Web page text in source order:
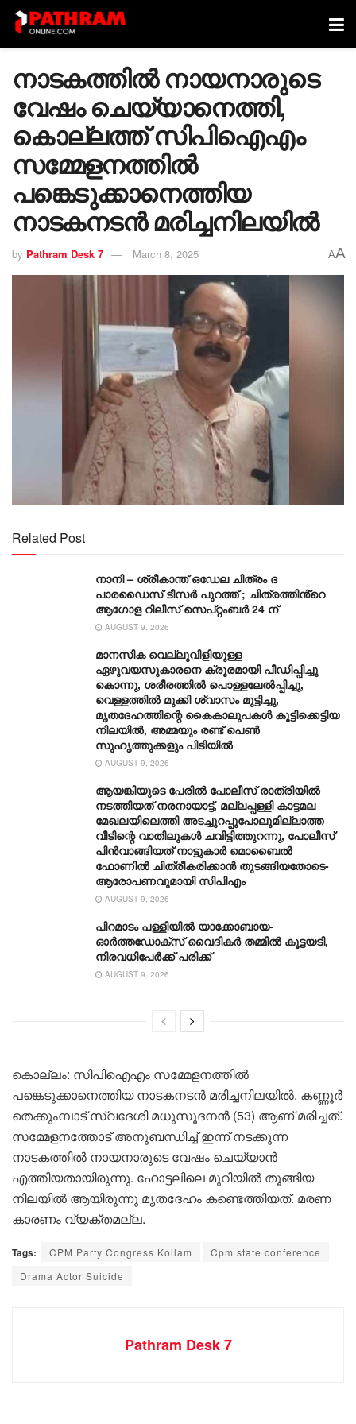
നാടകത്തില്‍ നായനാരുടെ
വേഷം ചെയ്യാനെത്തി,
കൊല്ലത്ത് സിപിഐഎം
സമ്മേളനത്തില്‍
പങ്കെടുക്കാനെത്തിയ
നാടകനടന്‍ മരിച്ചനിലയില്‍
by Pathram Desk 7 March 8, 2025 AA
Related Post
നാനി – ശ്രീകാന്ത് ഒഡേല ചിത്രം ദ
പാരഡൈസ് ടീസർ പുറത്ത് ; ചിത്രത്തിൻ്റെ
ആഗോള റിലീസ് സെപ്റ്റംബർ 24 ന്
AUGUST 9, 2026
മാനസിക വെല്ലുവിളിയുള്ള
ഏഴുവയസുകാരനെ ക്രൂരമായി പീഡിപ്പിച്ചു
കൊന്നു, ശരീരത്തില്‍ പൊള്ളലേല്‍പ്പിച്ചു,
വെള്ളത്തില്‍ മുക്കി ശ്വാസം മുട്ടിച്ചു,
മൃതദേഹത്തിന്റെ കൈകാലുപകള്‍ കൂട്ടിക്കെട്ടിയ
നിലയില്‍, അമ്മയും രണ്ട് പെണ്‍
സുഹൃത്തുക്കളും പിടിയില്‍
AUGUST 9, 2026
ആയങ്കിയുടെ പേരിൽ പോലീസ് രാത്രിയിൽ
നടത്തിയത് നരനായാട്ട്, മല്ലപ്പള്ളി കാട്ടമല
മേഖലയിലെത്തി അടച്ചുറപ്പുപോലുമില്ലാത്ത
വീടിന്റെ വാതിലുകൾ ചവിട്ടിത്തുറന്നു, പോലീസ്
പിൻവാ‌ങ്ങിയത് നാട്ടുകാർ മൊബൈൽ
ഫോണിൽ ചിത്രീകരിക്കാൻ തുടങ്ങിയതോടെ-
ആരോപണവുമായി സിപിഎം
AUGUST 9, 2026
പിറമാടം പള്ളിയിൽ യാക്കോബായ-
ഓർത്തഡോക്‌സ് വൈദികർ തമ്മില്‍ കൂട്ടയടി,
നിരവധിപേര്‍ക്ക് പരിക്ക്
AUGUST 9, 2026
കൊല്ലം: സിപിഐഎം സമ്മേളനത്തില്‍
പങ്കെടുക്കാനെത്തിയ നാടകനടന്‍ മരിച്ചനിലയില്‍. കണ്ണൂര്‍
തെക്കുംമ്പാട് സ്വദേശി മധുസൂദനന്‍ (53) ആണ് മരിച്ചത്.
സമ്മേളനത്തോട് അനുബന്ധിച്ച് ഇന്ന് നടക്കുന്ന
നാടകത്തില്‍ നായനാരുടെ വേഷം ചെയ്യാന്‍
എത്തിയതായിരുന്നു. ഹോട്ടലിലെ മുറിയില്‍ തൂങ്ങിയ
നിലയില്‍ ആയിരുന്നു മൃതദേഹം കണ്ടെത്തിയത്. മരണ
കാരണം വ്യക്തമല്ല.
Tags: CPM Party Congress Kollam
Cpm state conference
Drama Actor Suicide
Pathram Desk 7